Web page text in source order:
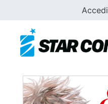
Accedi